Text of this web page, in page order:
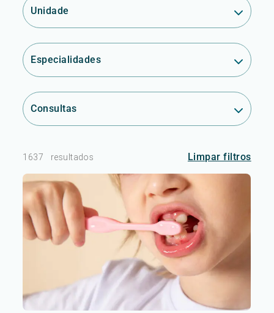
Unidade
Especialidades
Consultas
1637 resultados Limpar filtros